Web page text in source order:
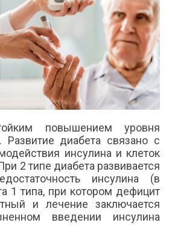
повышением уровня
диабета связано с
инсулина и клеток
2 типе диабета развивается
инсулина (в
1 типа, при котором дефицит
и лечение заключается
введении инсулина